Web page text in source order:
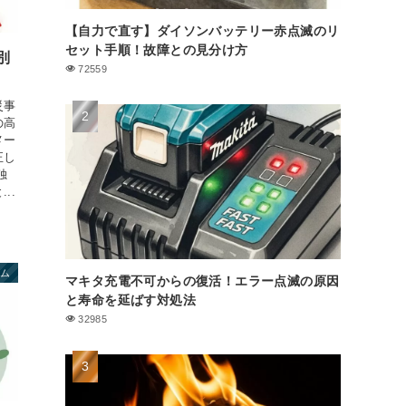
事
高
ー
【自力で直す】ダイソンバッテリー赤点滅のリ
セット手順！故障との見分け方
72559
マキタ充電不可からの復活！エラー点滅の原因
と寿命を延ばす対処法
32985